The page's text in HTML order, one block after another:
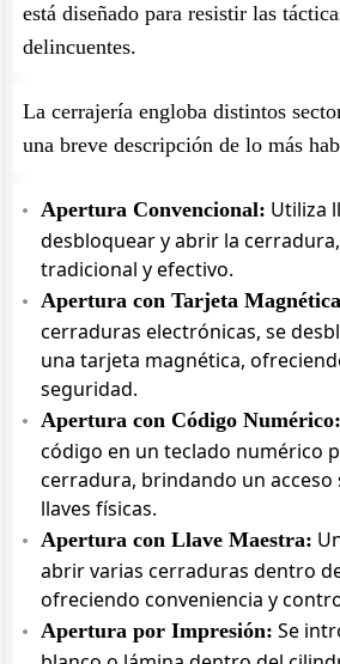
está diseñado para resistir las
delincuentes.
La cerrajería engloba distintos
una breve descripción de lo más
Apertura Convencional: Utiliza
desbloquear y abrir la
tradicional y efectivo.
Apertura con Tarjeta
cerraduras electrónicas, se
una tarjeta magnética,
seguridad.
Apertura con Código Numérico:
código en un teclado numérico
cerradura, brindando un acceso
llaves físicas.
Apertura con Llave Maestra:
abrir varias cerraduras dentro
ofreciendo conveniencia y
Apertura por Impresión: Se